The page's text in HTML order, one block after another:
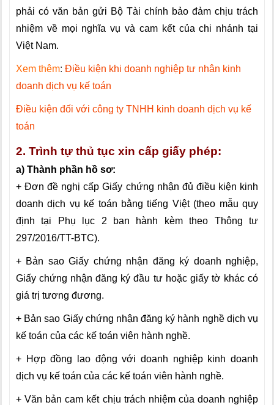
phải có văn bản gửi Bộ Tài chính bảo đảm chịu trách
nhiệm về mọi nghĩa vụ và cam kết của chi nhánh tại
Việt Nam.
Xem thêm: Điều kiện khi doanh nghiệp tư nhân kinh
doanh dịch vụ kế toán
Điều kiện đối với công ty TNHH kinh doanh dịch vụ kế
toán
2. Trình tự thủ tục xin cấp giấy phép:
a) Thành phần hồ sơ:
+ Đơn đề nghị cấp Giấy chứng nhận đủ điều kiện kinh
doanh dịch vụ kế toán bằng tiếng Việt (theo mẫu quy
định tại Phụ lục 2 ban hành kèm theo Thông tư
297/2016/TT-BTC).
+ Bản sao Giấy chứng nhận đăng ký doanh nghiệp,
Giấy chứng nhận đăng ký đầu tư hoặc giấy tờ khác có
giá trị tương đương.
+ Bản sao Giấy chứng nhận đăng ký hành nghề dịch vụ
kế toán của các kế toán viên hành nghề.
+ Hợp đồng lao động với doanh nghiệp kinh doanh
dịch vụ kế toán của các kế toán viên hành nghề.
+ Văn bản cam kết chịu trách nhiệm của doanh nghiệp